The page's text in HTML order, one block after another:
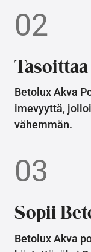
02
Betolux Akva
imevyyttä,
vähemmän.
03
Sopii
Betolux Akva